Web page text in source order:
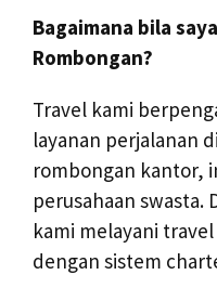
Bagaimana bila
Rombongan?
Travel kami
layanan perjalanan
rombongan kantor,
perusahaan swasta.
kami melayani
dengan sistem